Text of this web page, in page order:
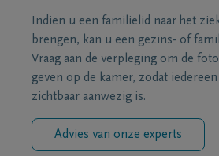
Indien u een familielid naar het
brengen, kan u een gezins- of
Vraag aan de verpleging om de
geven op de kamer, zodat
zichtbaar aanwezig is.
Advies van onze experts